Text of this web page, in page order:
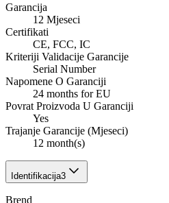
Garancija
12 Mjeseci
Certifikati
CE, FCC, IC
Kriteriji Validacije Garancije
Serial Number
Napomene O Garanciji
24 months for EU
Povrat Proizvoda U Garanciji
Yes
Trajanje Garancije (Mjeseci)
12 month(s)
Identifikacija3
Brend